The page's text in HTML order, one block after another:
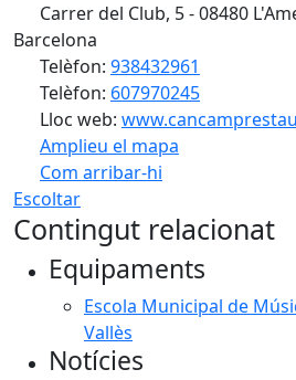
Carrer del Club, 5 - 08480
Barcelona
Telèfon: 938432961
Telèfon: 607970245
Lloc web:
Amplieu el mapa
Com arribar-hi
+
−
Escoltar
Contingut relacionat
Equipaments
Escola Municipal de
Vallès
Notícies